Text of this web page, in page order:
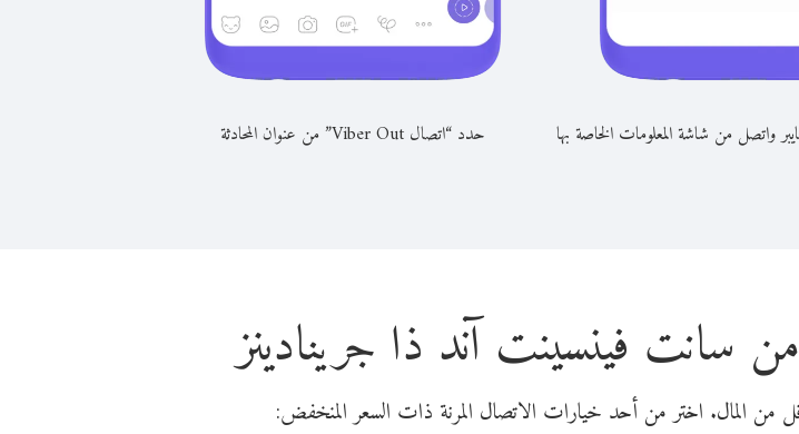
واتصل من شاشة المعلومات الخاصة بها حدد “اتصال Viber Out” من عنوان المحادثة
سانت فينسينت آند ذا جرينادينز